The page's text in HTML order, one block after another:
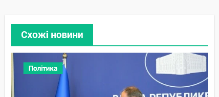
Схожі новини
Політика